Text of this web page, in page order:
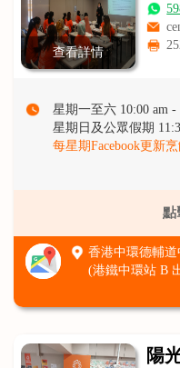
查看詳情
星期一至六 10:00 am -
星期日及公眾假期
每星期Facebook更新
點
香港中環德輔
(港鐵中環站 B
陽